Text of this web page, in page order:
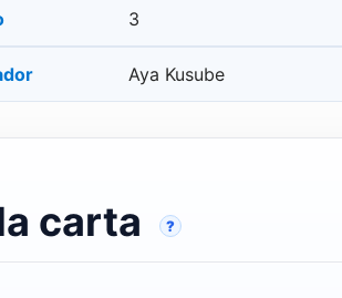
3
Aya Kusube
carta ?